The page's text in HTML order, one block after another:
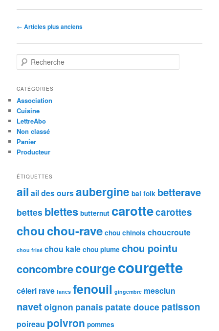
Navigation
articles
← Articles plus anciens
e
h
r
c
h
e
CATÉGORIES
Association
Cuisine
LettreAbo
Non classé
Panier
Producteur
ÉTIQUETTES
ail ail des oursaubergine bal folk betterave
bettes blettes butternut carottecarottes
chouchou-rave chou chinois choucroute
chou frisé chou kale chou plume chou pointu
concombrecourgecourgette
céleri rave fanes fenouil gingembre mesclun
navet oignon panais patate douce patisson
poireau poivron pommes